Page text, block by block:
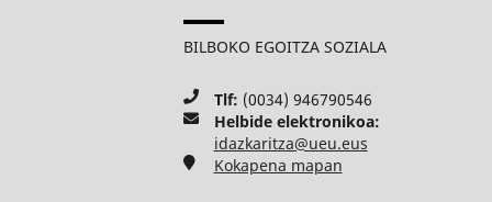
BILBOKO EGOITZA SOZIALA
Tlf: (0034) 946790546
Helbide elektronikoa:
idazkaritza@ueu.eus
Kokapena mapan